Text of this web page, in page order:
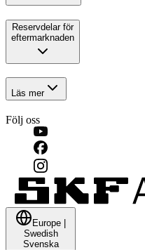
Reservdelar för
eftermarknaden
Läs mer
Följ oss
Europe
Swedish
Svenska